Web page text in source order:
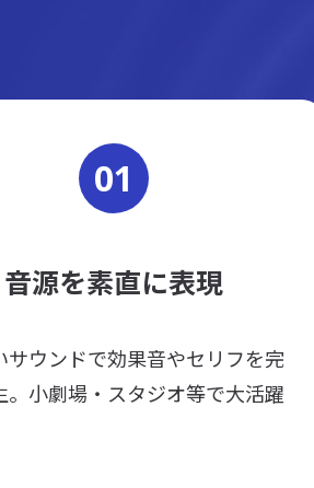
01
音源を素直に表現
サウンドで効果音やセリフを完
。小劇場・スタジオ等で大活躍